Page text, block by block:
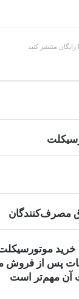
منتشر کنید
مصرف‌کنندگان
پس از فروش
آن مهم‌تر است